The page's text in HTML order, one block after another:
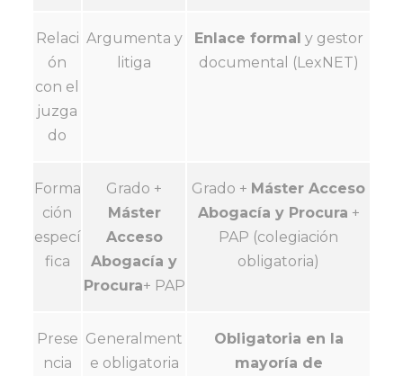
Relaci
ón
con el
juzga
do
Argumenta y
litiga
Enlace formal y gestor
documental (LexNET)
Forma
ción
especí
fica
Grado +
Máster
Acceso
Abogacía y
Procura+ PAP
Grado + Máster Acceso
Abogacía y Procura +
PAP (colegiación
obligatoria)
Prese
ncia
Generalment
e obligatoria
Obligatoria en la
mayoría de